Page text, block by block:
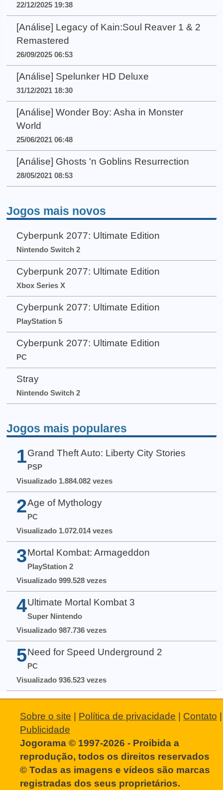
22/12/2025 19:38
[Análise] Legacy of Kain:Soul Reaver 1 & 2
Remastered
26/09/2025 06:53
[Análise] Spelunker HD Deluxe
31/12/2021 18:30
[Análise] Wonder Boy: Asha in Monster
World
25/06/2021 06:48
[Análise] Ghosts 'n Goblins Resurrection
28/05/2021 08:53
Jogos mais novos
Cyberpunk 2077: Ultimate Edition
Nintendo Switch 2
Cyberpunk 2077: Ultimate Edition
Xbox Series X
Cyberpunk 2077: Ultimate Edition
PlayStation 5
Cyberpunk 2077: Ultimate Edition
PC
Stray
Nintendo Switch 2
Jogos mais populares
1 Grand Theft Auto: Liberty City Stories
PSP
Visualizado 1.884.082 vezes
2 Age of Mythology
PC
Visualizado 1.072.014 vezes
3 Mortal Kombat: Armageddon
PlayStation 2
Visualizado 999.528 vezes
4 Ultimate Mortal Kombat 3
Super Nintendo
Visualizado 987.736 vezes
5 Need for Speed Underground 2
PC
Visualizado 936.523 vezes
Sobre o site | Política de privacidade | Contato |
Publicidade
Jogorama © 1997-2026 - Proibida a
reprodução, todos os direitos reservados
© Todas as imagens e vídeos são marcas
registradas dos seus proprietários.